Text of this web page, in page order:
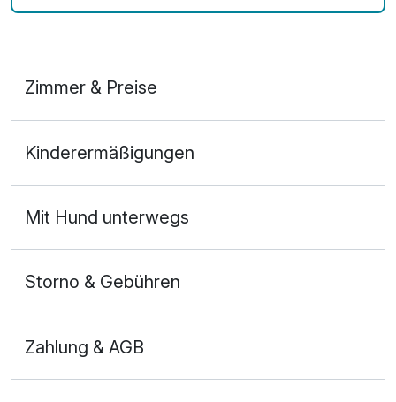
Zimmer & Preise
2 Erwachsene
Kinderermäßigungen
Mit Hund unterwegs
Storno & Gebühren
Zahlung & AGB